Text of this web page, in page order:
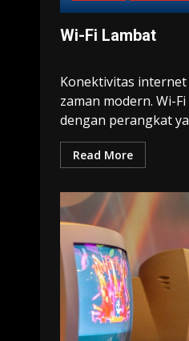
Wi-Fi Lambat
Konektivitas
zaman modern. Wi-
dengan perangkat
Read More